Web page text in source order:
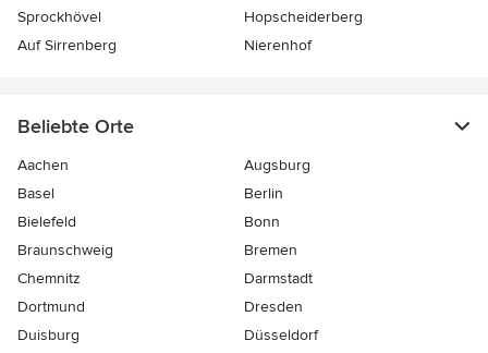
Sprockhövel
Hopscheiderberg
Auf Sirrenberg
Nierenhof
Beliebte Orte
Aachen
Augsburg
Basel
Berlin
Bielefeld
Bonn
Braunschweig
Bremen
Chemnitz
Darmstadt
Dortmund
Dresden
Duisburg
Düsseldorf